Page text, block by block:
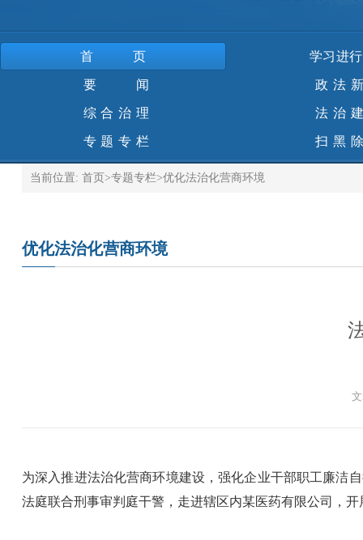
首页 学习进
要 闻 政法
综合治理 法治
专题专栏 扫黑
当前位置: 首页 >专题专栏>优化法治化营商环境
优化法治化营商环境
为深入推进法治化营商环境建设，强化企业干部职工廉洁
法庭联合刑事审判庭干警，走进辖区内某医药有限公司，